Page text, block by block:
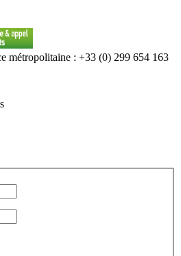
métropolitaine : +33 (0) 299 654 163